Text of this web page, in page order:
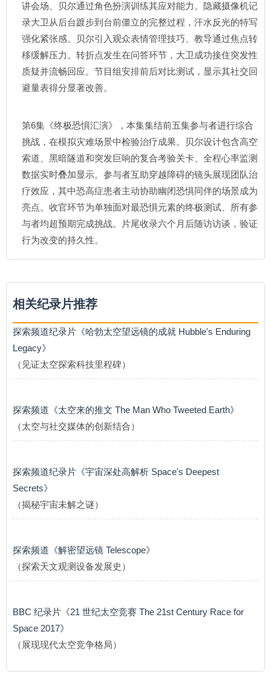
讲会场、贝尔通过角色扮演训练其应对能力。隐藏摄像机记
录大卫从后台踱步到台前僵立的完整过程，汗水反光的特写
强化紧张感。贝尔引入观众表情管理技巧、教导通过焦点转
移缓解压力。转折点发生在问答环节，大卫成功接住突发性
质疑并流畅回应。节目组安排前后对比测试，显示其社交回
避量表得分显著改善。
第6集《终极恐惧汇演》，本集集结前五集参与者进行综合
挑战，在模拟灾难场景中检验治疗成果。贝尔设计包含高空
索道、黑暗隧道和突发巨响的复合考验关卡、全程心率监测
数据实时叠加显示。参与者互助穿越障碍的镜头展现团队治
疗效应，其中恐高症患者主动协助幽闭恐惧同伴的场景成为
亮点。收官环节为单独面对最恐惧元素的终极测试、所有参
与者均超预期完成挑战。片尾收录六个月后随访访谈，验证
行为改变的持久性。
相关纪录片推荐
探索频道纪录片《哈勃太空望远镜的成就 Hubble's Enduring
Legacy》
（见证太空探索科技里程碑）
探索频道《太空来的推文 The Man Who Tweeted Earth》
（太空与社交媒体的创新结合）
探索频道纪录片《宇宙深处高解析 Space's Deepest
Secrets》
（揭秘宇宙未解之谜）
探索频道《解密望远镜 Telescope》
（探索天文观测设备发展史）
BBC 纪录片《21 世纪太空竞赛 The 21st Century Race for
Space 2017》
（展现现代太空竞争格局）